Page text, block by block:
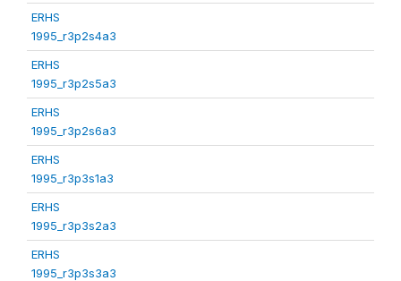
ERHS
1995_r3p2s4a3
ERHS
1995_r3p2s5a3
ERHS
1995_r3p2s6a3
ERHS
1995_r3p3s1a3
ERHS
1995_r3p3s2a3
ERHS
1995_r3p3s3a3